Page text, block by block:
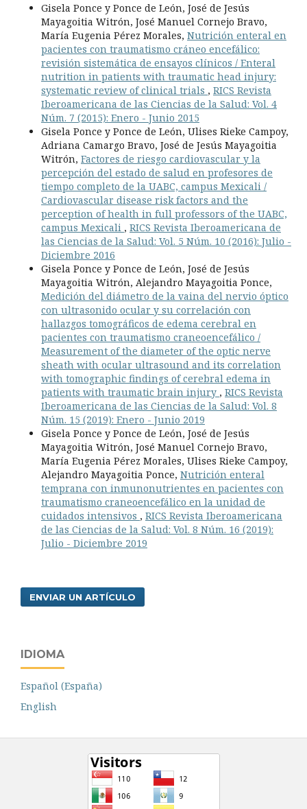
Gisela Ponce y Ponce de León, José de Jesús
Mayagoitia Witrón, José Manuel Cornejo Bravo,
María Eugenia Pérez Morales, Nutrición enteral en
pacientes con traumatismo cráneo encefálico:
revisión sistemática de ensayos clínicos / Enteral
nutrition in patients with traumatic head injury:
systematic review of clinical trials , RICS Revista
Iberoamericana de las Ciencias de la Salud: Vol. 4
Núm. 7 (2015): Enero - Junio 2015
Gisela Ponce y Ponce de León, Ulises Rieke Campoy,
Adriana Camargo Bravo, José de Jesús Mayagoitia
Witrón, Factores de riesgo cardiovascular y la
percepción del estado de salud en profesores de
tiempo completo de la UABC, campus Mexicali /
Cardiovascular disease risk factors and the
perception of health in full professors of the UABC,
campus Mexicali , RICS Revista Iberoamericana de
las Ciencias de la Salud: Vol. 5 Núm. 10 (2016): Julio -
Diciembre 2016
Gisela Ponce y Ponce de León, José de Jesús
Mayagoitia Witrón, Alejandro Mayagoitia Ponce,
Medición del diámetro de la vaina del nervio óptico
con ultrasonido ocular y su correlación con
hallazgos tomográficos de edema cerebral en
pacientes con traumatismo craneoencefálico /
Measurement of the diameter of the optic nerve
sheath with ocular ultrasound and its correlation
with tomographic findings of cerebral edema in
patients with traumatic brain injury , RICS Revista
Iberoamericana de las Ciencias de la Salud: Vol. 8
Núm. 15 (2019): Enero - Junio 2019
Gisela Ponce y Ponce de León, José de Jesús
Mayagoitia Witrón, José Manuel Cornejo Bravo,
María Eugenia Pérez Morales, Ulises Rieke Campoy,
Alejandro Mayagoitia Ponce, Nutrición enteral
temprana con inmunonutrientes en pacientes con
traumatismo craneoencefálico en la unidad de
cuidados intensivos , RICS Revista Iberoamericana
de las Ciencias de la Salud: Vol. 8 Núm. 16 (2019):
Julio - Diciembre 2019
ENVIAR UN ARTÍCULO
IDIOMA
Español (España)
English